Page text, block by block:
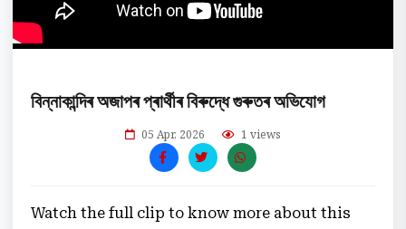
বিন্নাকান্দিৰ অজাপৰ প্ৰাৰ্থীৰ বিৰুদ্ধে গুৰুতৰ অভিযোগ
05 Apr, 2026 1 views
Watch the full clip to know more about this